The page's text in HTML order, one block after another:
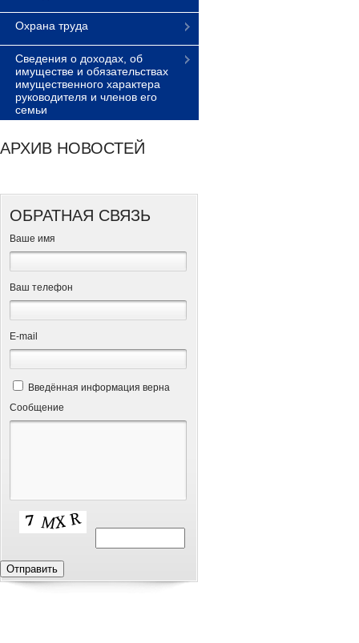
Охрана труда
Сведения о доходах, об
имуществе и обязательствах
имущественного характера
руководителя и членов его
семьи
АРХИВ НОВОСТЕЙ
ОБРАТНАЯ СВЯЗЬ
Ваше имя
Ваш телефон
Е-mail
Введённая информация верна
Сообщение